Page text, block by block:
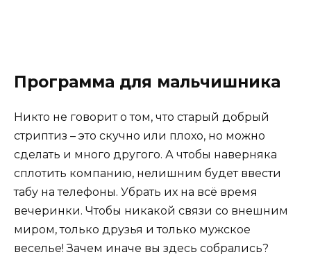
Программа для мальчишника
Никто не говорит о том, что старый добрый
стриптиз – это скучно или плохо, но можно
сделать и много другого. А чтобы наверняка
сплотить компанию, нелишним будет ввести
табу на телефоны. Убрать их на всё время
вечеринки. Чтобы никакой связи со внешним
миром, только друзья и только мужское
веселье! Зачем иначе вы здесь собрались?